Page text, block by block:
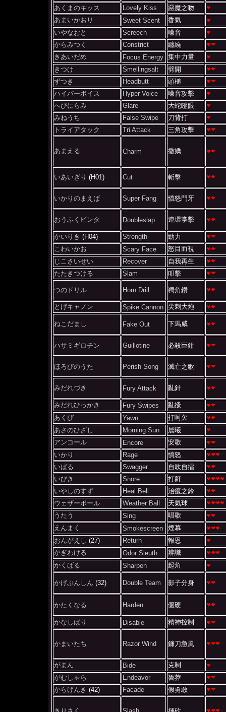
あくまのキッス
Lovely Kiss
惡魔之吻
あまいかおり
Sweet Scent
香氣
いやなおと
Screech
噪音
からみつく
Constrict
纏繞
きあいだめ
Focus Energy 集中力量
きつけ
Smellingsalt
劈開
ずつき
Headbutt
頭槌
ハイパーボイス
Hyper Voice
噪音攻擊
へびにらみ
Glare
大蛇瞪眼
みねうち
False Swipe
刀背打
トライアタック
Tri Attack 三角攻擊
あまえる Charm 撒嬌
いあいぎり (H01) Cut 斬擊
いかりのまえば Super Fang 憤怒門牙
おうふくビンタ Doubleslap 連環掌擊
かいりき (H04) Strength
勁力
こわいかお
Scary Face
怒目而視
じこさいせい
Recover
自我再生
たたきつける
Slam 叩擊
つのドリル Horn Drill 獨角鑽
とげキャノン Spike Cannon 尖刺大炮
ねこだまし Fake Out 下馬威
ハサミギロチン Guillotine 必殺巨鉗
ほろびのうた Perish Song 滅亡之歌
みだれづき Fury Attack 亂針
みだれひっかき Fury Swipes
亂搔
あくび
Yawn
打呵欠
あさのひざし
Morning Sun
晨曦
アンコール
Encore
安歌
いかり
Rage
憤怒
いばる
Swagger
自吹自擂
いびき
Snore
打鼾
いやしのすず
Heal Bell
治癒之鈴
ウェザーボール
Weather Ball
天氣球
うたう
Sing
唱歌
えんまく
Smokescreen
煙幕
おんがえし (27) Return
報恩
かぎわける
Odor Sleuth
辨識
かくばる
Sharpen 起角
かげぶんしん (32) Double Team 影子分身
かたくなる Harden 僵硬
かなしばり Disable 精神控制
かまいたち Razor Wind 鐮刀急風
がまん Bide
克制
がむしゃら
Endeavor
魯莽
からげんき (42) Facade 假勇敢